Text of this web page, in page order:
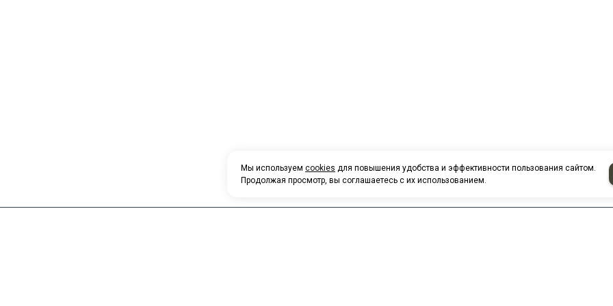
Мы используем cookies для повышения удобства и эффективности пользования сайтом.
Продолжая просмотр, вы соглашаетесь с их использованием.